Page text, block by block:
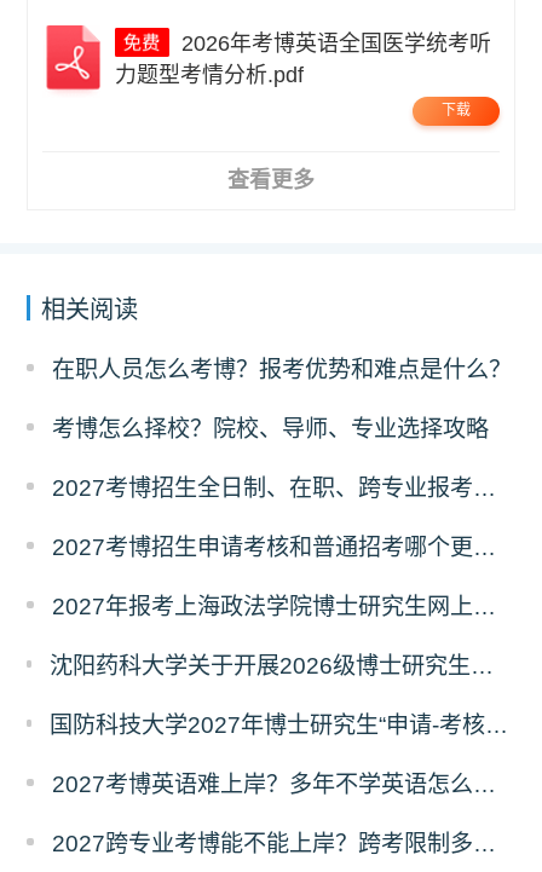
力题型考情分析.pdf
下载
查看更多
相关阅读
在职人员怎么考博？报考优势和难点是什么？
考博怎么择校？院校、导师、专业选择攻略
2027考博招生全日制、在职、跨专业报考要求
2027考博招生申请考核和普通招考哪个更好考？
2027年报考上海政法学院博士研究生网上报名公告
沈阳药科大学关于开展2026级博士研究生录取后信息采集及档案调取等相关工作的通知
国防科技大学2027年博士研究生“申请-考核”制招生专业基础笔试考试大纲
2027考博英语难上岸？多年不学英语怎么备考？
2027跨专业考博能不能上岸？跨考限制多不多？